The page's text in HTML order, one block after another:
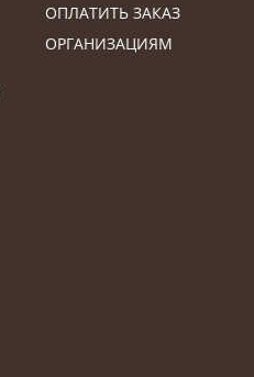
ОПЛАТИТЬ ЗАКАЗ
ОРГАНИЗАЦИЯМ